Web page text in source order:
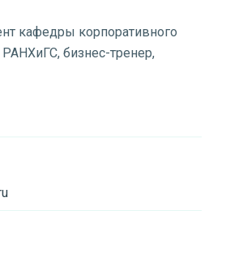
кафедры корпоративного
бизнес-тренер,